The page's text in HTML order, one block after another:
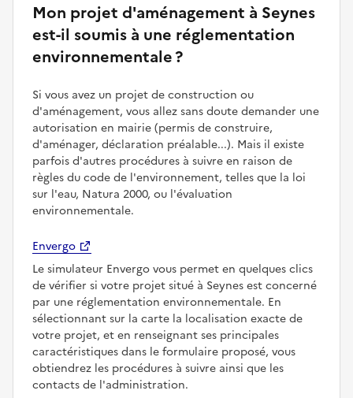
Mon projet d'aménagement à Seynes
est-il soumis à une réglementation
environnementale ?
Si vous avez un projet de construction ou
d'aménagement, vous allez sans doute demander une
autorisation en mairie (permis de construire,
d'aménager, déclaration préalable...). Mais il existe
parfois d'autres procédures à suivre en raison de
règles du code de l'environnement, telles que la loi
sur l'eau, Natura 2000, ou l'évaluation
environnementale.
Envergo
Le simulateur Envergo vous permet en quelques clics
de vérifier si votre projet situé à Seynes est concerné
par une réglementation environnementale. En
sélectionnant sur la carte la localisation exacte de
votre projet, et en renseignant ses principales
caractéristiques dans le formulaire proposé, vous
obtiendrez les procédures à suivre ainsi que les
contacts de l'administration.